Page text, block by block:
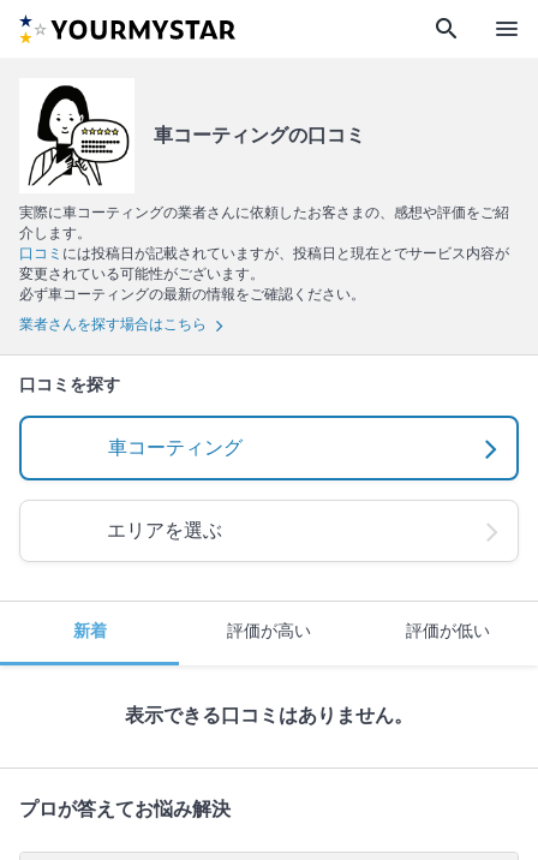
search menu
車コーティングの口コミ
実際に車コーティングの業者さんに依頼したお客さまの、感想や評価をご紹
介します。
口コミ には投稿日が記載されていますが、投稿日と現在とでサービス内容が
変更されている可能性がございます。
必ず車コーティングの最新の情報をご確認ください。
業者さんを探す場合はこちら
口コミを探す
車コーティング
エリアを選ぶ
新着 評価が高い 評価が低い
表示できる口コミはありません。
プロが答えてお悩み解決